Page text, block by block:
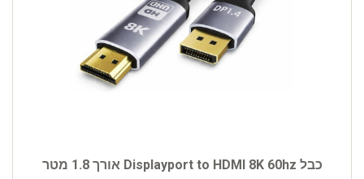
כבל Displayport to HDMI 8K 60hz אורך 1.8 מטר